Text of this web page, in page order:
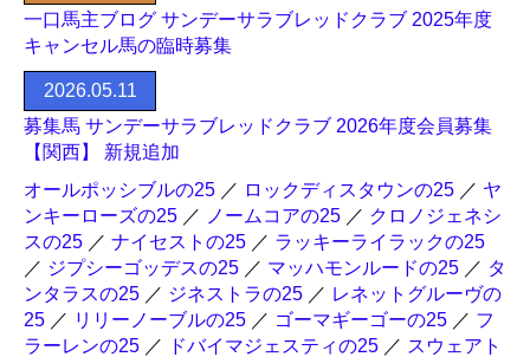
一口馬主ブログ サンデーサラブレッドクラブ 2025年度
キャンセル馬の臨時募集
2026.05.11
募集馬 サンデーサラブレッドクラブ 2026年度会員募集
【関西】 新規追加
オールポッシブルの25 ／ ロックディスタウンの25 ／ ヤ
ンキーローズの25 ／ ノームコアの25 ／ クロノジェネシ
スの25 ／ ナイセストの25 ／ ラッキーライラックの25
／ ジプシーゴッデスの25 ／ マッハモンルードの25 ／ タ
ンタラスの25 ／ ジネストラの25 ／ レネットグルーヴの
25 ／ リリーノーブルの25 ／ ゴーマギーゴーの25 ／ フ
ラーレンの25 ／ ドバイマジェスティの25 ／ スウェアト